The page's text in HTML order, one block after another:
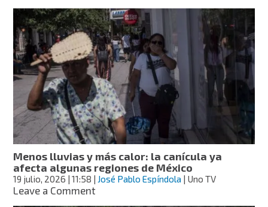
mexicano
provocará
lluvias
en
gran
parte
del
país
este
lunes,
con
ambiente
cálido
en
varios
Menos lluvias y más calor: la canícula ya
afecta algunas regiones de México
19 julio, 2026 | 11:58 | José Pablo Espíndola | Uno TV
Leave a Commenton